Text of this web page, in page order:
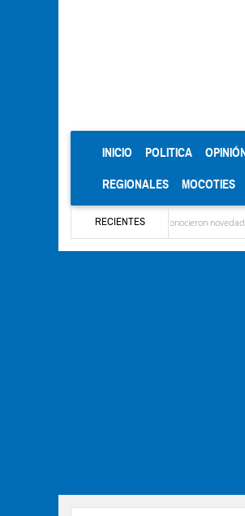
INICIO (CURRENT)
POLITICA
REGIONALES MOCOTIES
RECIENTES
las delegaciones y se conocieron novedades en el